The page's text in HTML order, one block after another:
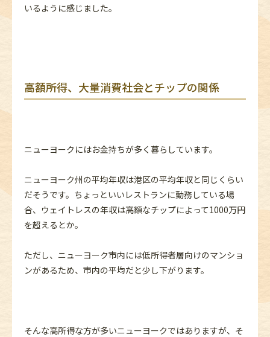
いるように感じました。
高額所得、大量消費社会とチップの関係
ニューヨークにはお金持ちが多く暮らしています。
ニューヨーク州の平均年収は港区の平均年収と同じくらい
だそうです。ちょっといいレストランに勤務している場
合、ウェイトレスの年収は高額なチップによって1000万円
を超えるとか。
ただし、ニューヨーク市内には低所得者層向けのマンショ
ンがあるため、市内の平均だと少し下がります。
そんな高所得な方が多いニューヨークではありますが、そ